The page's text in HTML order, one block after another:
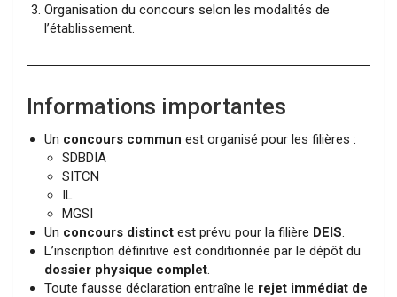
Organisation du concours selon les modalités de
l’établissement.
Informations importantes
Un concours commun est organisé pour les filières :
SDBDIA
SITCN
IL
MGSI
Un concours distinct est prévu pour la filière DEIS
L’inscription définitive est conditionnée par le dépôt du
dossier physique complet
Toute fausse déclaration entraîne le rejet immédiat de